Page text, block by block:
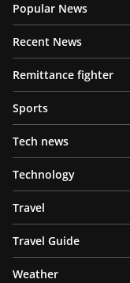
Popular News
Recent News
Remittance fighter
Sports
Tech news
Technology
Travel
Travel Guide
Weather